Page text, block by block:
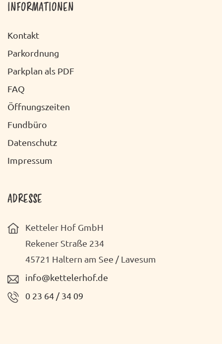
INFORMATIONEN
Kontakt
Parkordnung
Parkplan als PDF
FAQ
Öffnungszeiten
Fundbüro
Datenschutz
Impressum
ADRESSE
Ketteler Hof GmbH
Rekener Straße 234
45721 Haltern am See / Lavesum
info@kettelerhof.de
0 23 64 / 34 09